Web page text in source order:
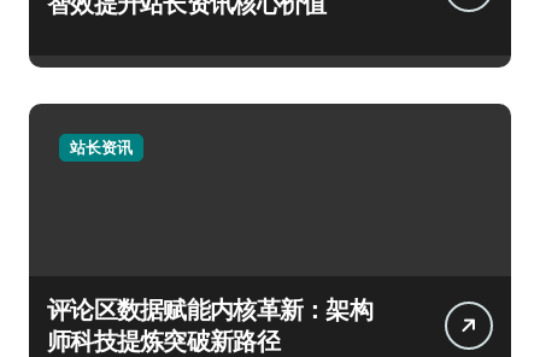
站长资讯
评论区数据赋能内核革新：架构
师科技提炼突破新路径